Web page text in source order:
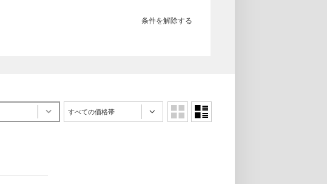
条件を解除する
すべての価格帯